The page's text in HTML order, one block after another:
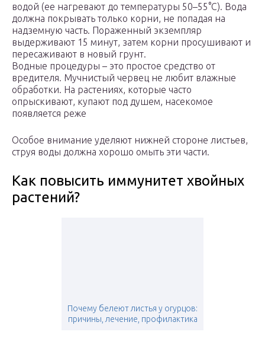
водой (ее нагревают до температуры 50–55°C). Вода
должна покрывать только корни, не попадая на
надземную часть. Пораженный экземпляр
выдерживают 15 минут, затем корни просушивают и
пересаживают в новый грунт.
Водные процедуры – это простое средство от
вредителя. Мучнистый червец не любит влажные
обработки. На растениях, которые часто
опрыскивают, купают под душем, насекомое
появляется реже
Особое внимание уделяют нижней стороне листьев,
струя воды должна хорошо омыть эти части.
Как повысить иммунитет хвойных
растений?
Почему белеют листья у огурцов:
причины, лечение, профилактика